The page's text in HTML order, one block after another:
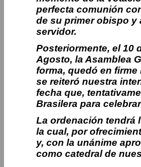
perfecta comunión
de su primer obispo y
servidor.
Posteriormente, el 10
Agosto, la Asamblea
forma, quedó en
se reiteró nuestra
fecha que,
Brasilera para
La ordenación tendrá
la cual, por
y, con la unánime
como catedral de